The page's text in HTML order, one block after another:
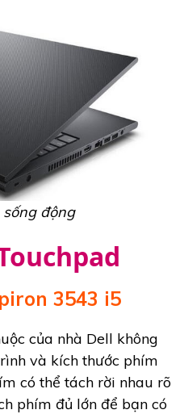
động
3543 i5
của nhà Dell không
và kích thước phím
có thể tách rời nhau rõ
phím đủ lớn để bạn có